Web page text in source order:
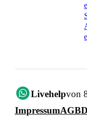
Livehelpvon
ImpressumAGB